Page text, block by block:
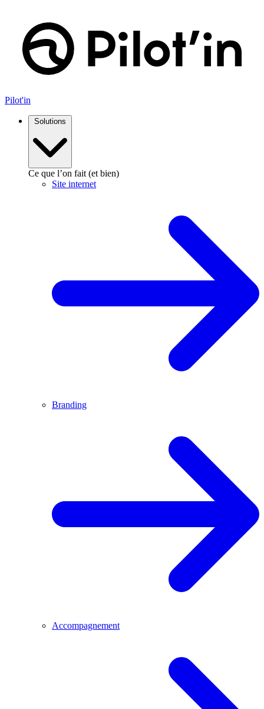
contenu
Pilot'in
Solutions
Ce que l’on fait (et bien)
Site internet
Branding
Accompagnement